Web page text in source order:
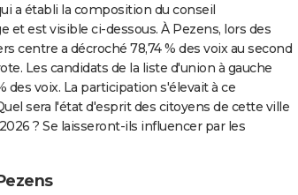
a établi la composition du conseil
est visible ci-dessous. À Pezens, lors des
centre a décroché 78,74 % des voix au second
Les candidats de la liste d'union à gauche
des voix. La participation s'élevait à ce
sera l'état d'esprit des citoyens de cette ville
2026 ? Se laisseront-ils influencer par les